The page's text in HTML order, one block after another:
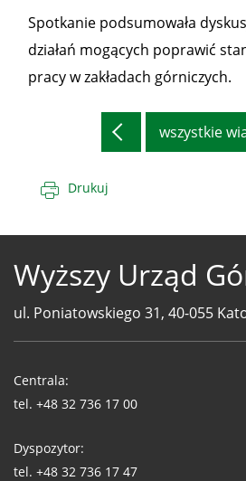
Spotkanie podsumowała
działań mogących poprawić
pracy w zakładach górniczych.
wszystkie
Drukuj
Wyższy Urząd
ul. Poniatowskiego 31, 40-055
WUG
Centrala:
tel. +48 32 736 17 00
Dyspozytor:
tel. +48 32 736 17 47